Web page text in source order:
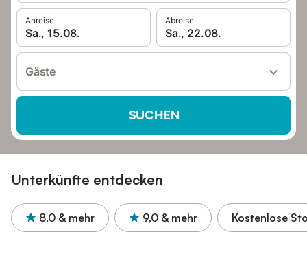
Anreise
Sa., 15.08.
Abreise
Sa., 22.08.
Gäste
SUCHEN
Unterkünfte entdecken
8,0 & mehr 9,0 & mehr Kostenlose